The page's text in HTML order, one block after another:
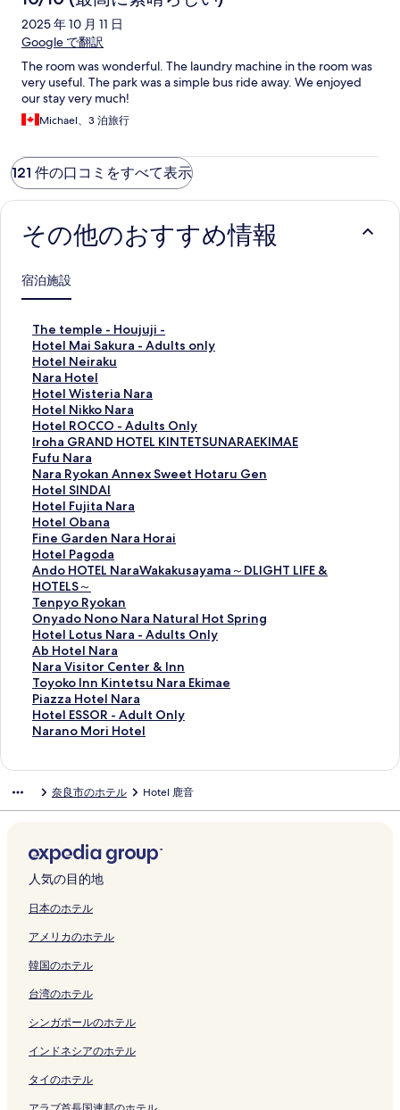
2025 年 10 月 11 日
Google で翻訳
The room was wonderful. The laundry machine in the room was
very useful. The park was a simple bus ride away. We enjoyed
our stay very much!
Michael、3 泊旅行
121 件の口コミをすべて表示
その他のおすすめ情報
宿泊施設
The temple - Houjuji -
T
h
e
t
e
m
p
l
e
-
H
o
u
j
u
j
i
-
の
ペ
ー
ジ
を
開
く
リ
Hotel Mai Sakura - Adults only
H
o
t
e
l
M
a
i
S
a
k
u
r
a
-
A
d
u
l
t
s
o
n
l
y
ジ
を
リ
ン
ク
Hotel Neiraku
H
o
t
e
l
N
e
i
r
a
k
u
の
ペ
ー
ジ
を
開
く
リ
ン
ク
Nara Hotel
N
a
r
a
H
o
t
e
l
の
ペ
ー
ジ
を
開
く
リ
ン
ク
Hotel Wisteria Nara
H
o
t
e
l
W
i
s
t
e
r
i
a
N
a
r
a
の
ペ
ー
ジ
を
ン
ク
Hotel Nikko Nara
H
o
t
e
l
N
i
k
k
o
N
a
r
a
の
ペ
ー
ジ
を
開
く
Hotel ROCCO - Adults Only
H
o
t
e
l
R
O
C
C
O
-
A
d
u
l
t
s
O
n
l
ー
ジ
く
リ
ン
ク
Iroha GRAND HOTEL KINTETSUNARAEKIMAE
I
r
o
h
a
G
R
A
N
D
H
O
T
E
L
K
I
N
T
N
A
E
I
A
の
ペ
ー
ジ
開
リ
Fufu Nara
F
u
f
u
N
a
r
a
の
ペ
ー
ジ
を
開
く
リ
ン
ク
Nara Ryokan Annex Sweet Hotaru Gen
N
a
r
a
R
y
o
k
a
n
A
n
n
e
x
S
w
o
r
u
G
e
の
ー
ジ
を
開
リ
ク
Hotel SINDAI
H
o
t
e
l
S
I
N
D
A
I
の
ペ
ー
ジ
を
ン
ク
Hotel Fujita Nara
H
o
t
e
l
F
u
j
i
t
a
N
a
r
a
ジ
を
リ
ン
ク
Hotel Obana
H
o
t
e
l
O
b
a
n
a
の
ペ
ー
ジ
リ
ン
Fine Garden Nara Horai
F
i
n
e
G
a
r
d
e
n
N
a
r
a
ペ
ー
ジ
を
く
ン
ク
Hotel Pagoda
H
o
t
e
l
P
a
g
o
d
a
の
を
開
ン
ク
Ando HOTEL NaraWakakusayama～DLIGHT LIFE &
HOTELS～
A
n
d
o
H
O
T
E
L
N
a
k
u
s
y
m
～
D
L
I
H
L
Tenpyo Ryokan
T
e
n
p
y
o
R
y
o
の
ペ
を
開
く
リ
ク
Onyado Nono Nara Natural Hot Spring
O
n
y
a
d
o
N
o
r
a
t
r
l
o
t
S
p
i
g
Hotel Lotus Nara - Adults Only
H
o
t
e
l
L
o
a
-
A
u
t
O
n
l
y
ペ
ジ
Ab Hotel Nara
A
b
H
o
t
e
a
ー
ジ
を
開
リ
ク
Nara Visitor Center & Inn
N
a
r
a
V
o
e
n
e
&
n
n
の
ペ
ジ
開
Toyoko Inn Kintetsu Nara Ekimae
T
o
y
o
n
n
t
t
u
a
r
a
E
i
a
Piazza Hotel Nara
P
i
a
o
l
N
r
の
ー
ジ
を
開
リ
ク
Hotel ESSOR - Adult Only
H
o
S
R
-
A
d
l
O
n
l
y
ペ
ジ
Narano Mori Hotel
N
o
r
i
H
o
e
の
ペ
ー
ジ
開
リ
奈良市のホテル Hotel 鹿音
人気の目的地
日本のホテル
アメリカのホテル
韓国のホテル
台湾のホテル
シンガポールのホテル
インドネシアのホテル
タイのホテル